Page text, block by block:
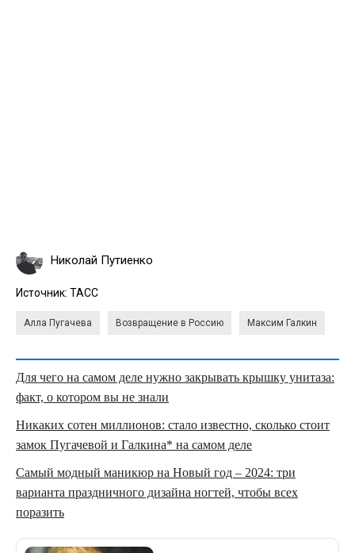
Николай Путиенко
Источник: ТАСС
Алла Пугачева Возвращение в Россию Максим Галкин
Для чего на самом деле нужно закрывать крышку унитаза:
факт, о котором вы не знали
Никаких сотен миллионов: стало известно, сколько стоит
замок Пугачевой и Галкина* на самом деле
Самый модный маникюр на Новый год – 2024: три
варианта праздничного дизайна ногтей, чтобы всех
поразить